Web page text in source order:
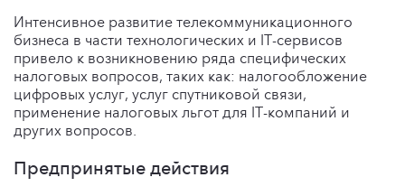
Интенсивное развитие телекоммуникационного
бизнеса в части технологических и IT-сервисов
привело к возникновению ряда специфических
налоговых вопросов, таких как: налогообложение
цифровых услуг, услуг спутниковой связи,
применение налоговых льгот для IT-компаний и
других вопросов.
Предпринятые действия